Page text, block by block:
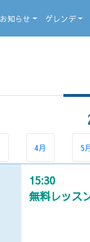
お知らせ ゲレンデ
4月 5
15:30
無料レッス